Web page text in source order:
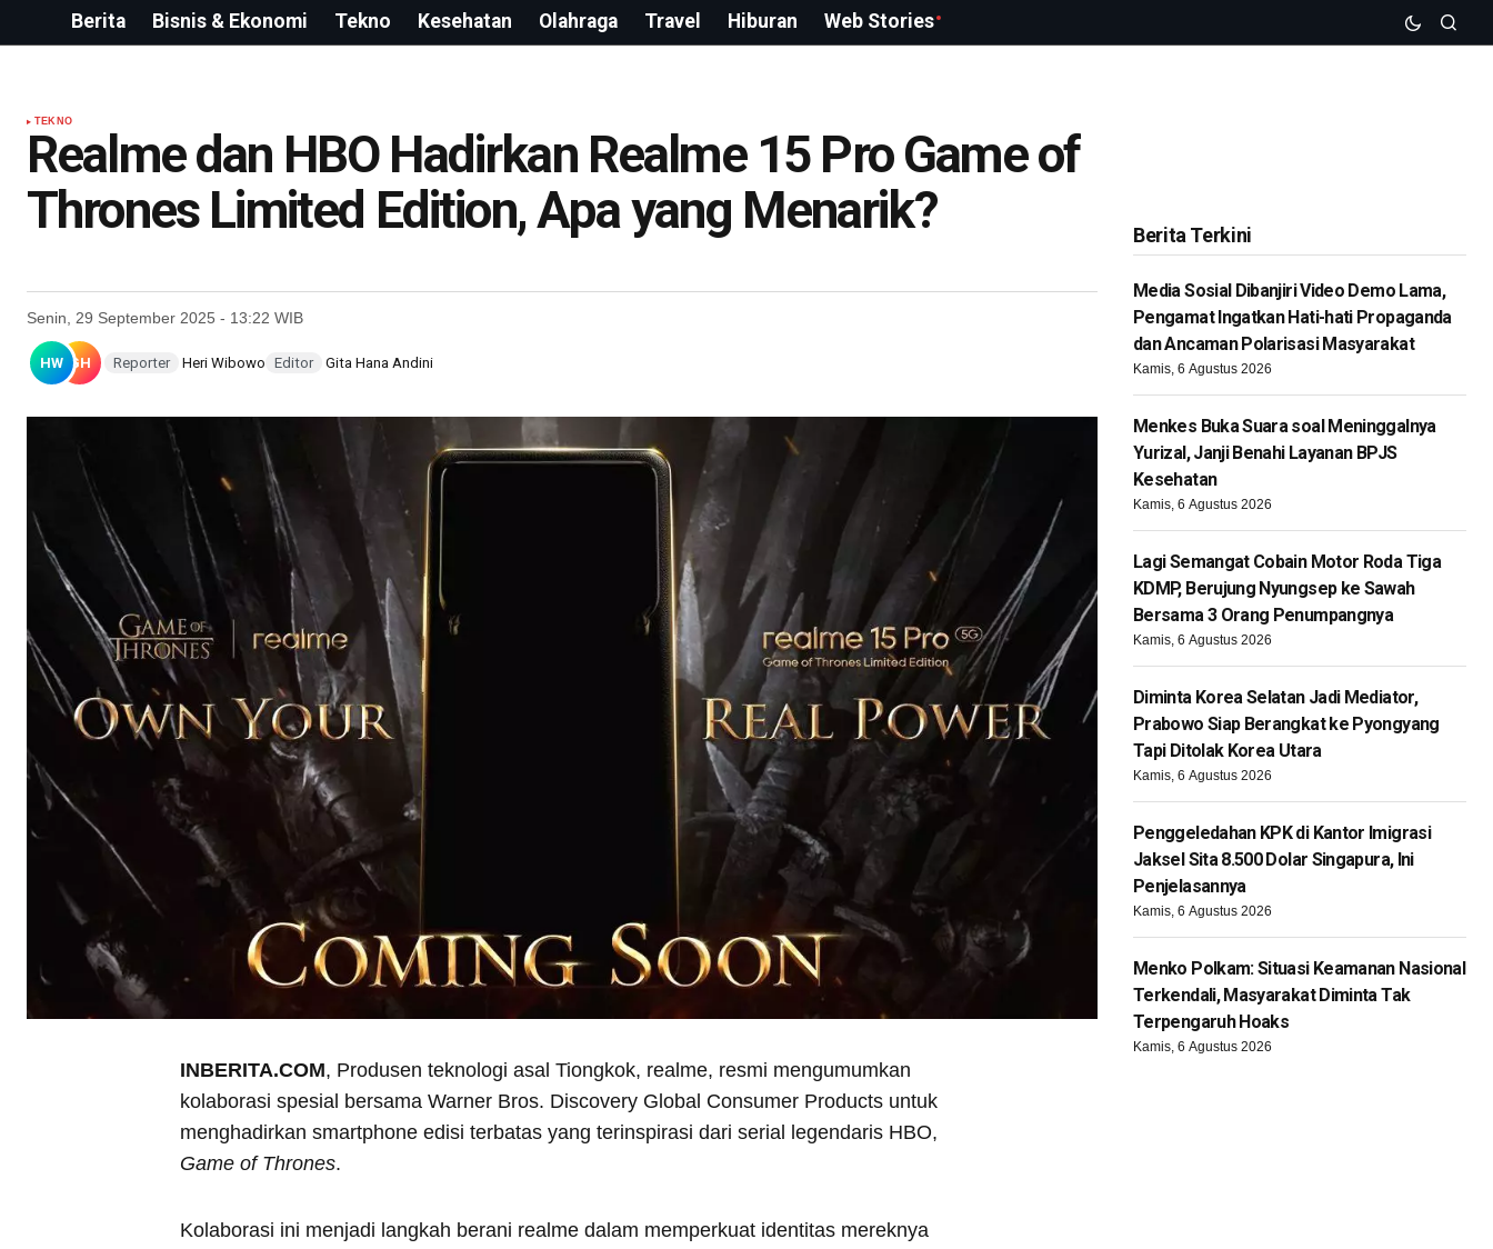
Berita Bisnis & Ekonomi Tekno Kesehatan Olahraga Travel Hiburan Web Stories
TEKNO
Realme dan HBO Hadirkan Realme 15 Pro Game of
Thrones Limited Edition, Apa yang Menarik?
Senin, 29 September 2025 - 13:22 WIB
HW GH Reporter Heri Wibowo Editor Gita Hana Andini
INBERITA.COM, Produsen teknologi asal Tiongkok, realme, resmi mengumumkan
kolaborasi spesial bersama Warner Bros. Discovery Global Consumer Products untuk
menghadirkan smartphone edisi terbatas yang terinspirasi dari serial legendaris HBO,
Game of Thrones.
Kolaborasi ini menjadi langkah berani realme dalam memperkuat identitas mereknya
Berita Terkini
Media Sosial Dibanjiri Video Demo Lama,
Pengamat Ingatkan Hati-hati Propaganda
dan Ancaman Polarisasi Masyarakat
Kamis, 6 Agustus 2026
Menkes Buka Suara soal Meninggalnya
Yurizal, Janji Benahi Layanan BPJS
Kesehatan
Kamis, 6 Agustus 2026
Lagi Semangat Cobain Motor Roda Tiga
KDMP, Berujung Nyungsep ke Sawah
Bersama 3 Orang Penumpangnya
Kamis, 6 Agustus 2026
Diminta Korea Selatan Jadi Mediator,
Prabowo Siap Berangkat ke Pyongyang
Tapi Ditolak Korea Utara
Kamis, 6 Agustus 2026
Penggeledahan KPK di Kantor Imigrasi
Jaksel Sita 8.500 Dolar Singapura, Ini
Penjelasannya
Kamis, 6 Agustus 2026
Menko Polkam: Situasi Keamanan Nasional
Terkendali, Masyarakat Diminta Tak
Terpengaruh Hoaks
Kamis, 6 Agustus 2026